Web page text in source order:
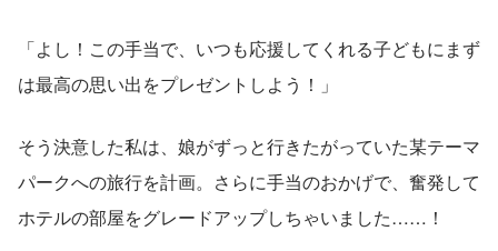
「よし！この手当で、いつも応援してくれる子どもにまず
は最高の思い出をプレゼントしよう！」
そう決意した私は、娘がずっと行きたがっていた某テーマ
パークへの旅行を計画。さらに手当のおかげで、奮発して
ホテルの部屋をグレードアップしちゃいました……！